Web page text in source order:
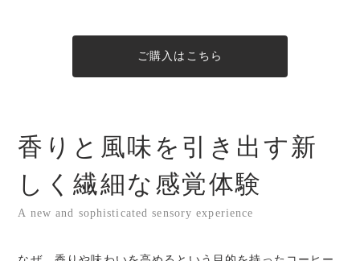
ご購入はこちら
香りと風味を引き出す新
しく繊細な感覚体験
A new and sophisticated sensory experience